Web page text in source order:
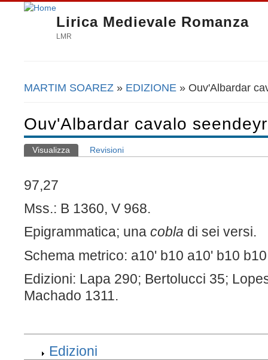
Lirica Medievale Romanza
LMR
Tu sei qui
MARTIM SOAREZ » EDIZIONE » Ouv'Albardar
Ouv'Albardar cavalo
Schede primarie
Visualizza (scheda attiva)
Revisioni
97,27
Mss.: B 1360, V 968.
Epigrammatica; una cobla di sei versi.
Schema metrico: a10' b10 a10' b10
Edizioni: Lapa 290; Bertolucci 35;
Machado 1311.
Edizioni